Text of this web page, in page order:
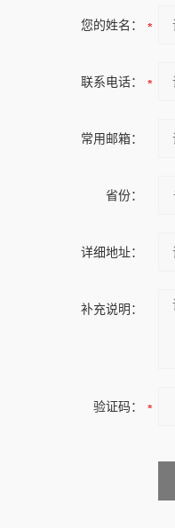
您的姓名：
联系电话：
常用邮箱：
省份：
详细地址：
补充说明：
验证码：